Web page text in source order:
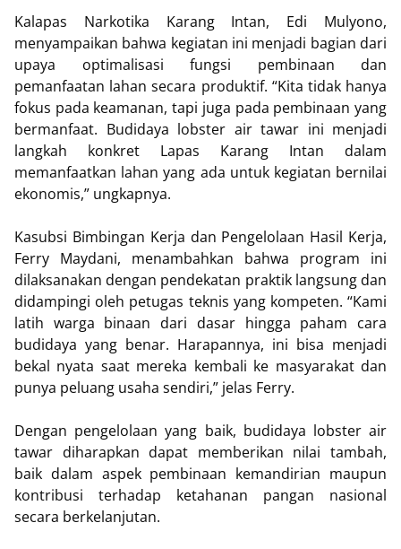
Kalapas Narkotika Karang Intan, Edi Mulyono,
menyampaikan bahwa kegiatan ini menjadi bagian dari
upaya optimalisasi fungsi pembinaan dan
pemanfaatan lahan secara produktif. “Kita tidak hanya
fokus pada keamanan, tapi juga pada pembinaan yang
bermanfaat. Budidaya lobster air tawar ini menjadi
langkah konkret Lapas Karang Intan dalam
memanfaatkan lahan yang ada untuk kegiatan bernilai
ekonomis,” ungkapnya.
Kasubsi Bimbingan Kerja dan Pengelolaan Hasil Kerja,
Ferry Maydani, menambahkan bahwa program ini
dilaksanakan dengan pendekatan praktik langsung dan
didampingi oleh petugas teknis yang kompeten. “Kami
latih warga binaan dari dasar hingga paham cara
budidaya yang benar. Harapannya, ini bisa menjadi
bekal nyata saat mereka kembali ke masyarakat dan
punya peluang usaha sendiri,” jelas Ferry.
Dengan pengelolaan yang baik, budidaya lobster air
tawar diharapkan dapat memberikan nilai tambah,
baik dalam aspek pembinaan kemandirian maupun
kontribusi terhadap ketahanan pangan nasional
secara berkelanjutan.